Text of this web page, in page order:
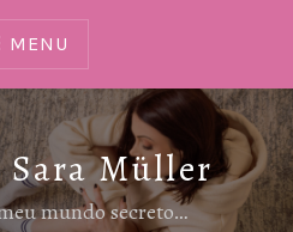
MENU
Müller
mundo secreto…